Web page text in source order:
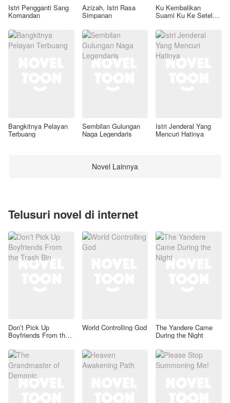
Istri Pengganti Sang
Komandan
Azizah, Istri Rasa
Simpanan
Ku Kembalikan
Suami Ku Ke Setelan
Bangkitnya Pelayan
Terbuang
Sembilan Gulungan
Naga Legendaris
Istri Jenderal Yang
Mencuri Hatinya
Novel Lainnya
Telusuri novel di internet
Don’t Pick Up
Boyfriends From the
World Controlling God The Yandere Came
During the Night